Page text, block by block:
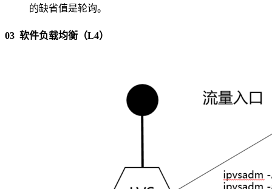
的缺省值是轮询。
03 软件负载均衡（L4）